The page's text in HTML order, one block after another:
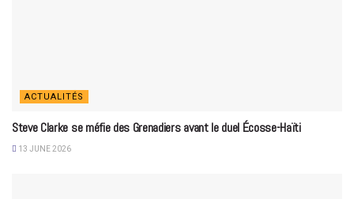
ACTUALITÉS
Steve Clarke se méfie des Grenadiers avant le duel Écosse-Haïti
13 JUNE 2026